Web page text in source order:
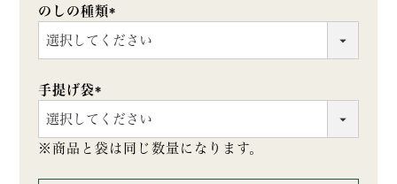
のしの種類
(必
須)
手提げ袋
(必
須)
※商品と袋は同じ数量になります。